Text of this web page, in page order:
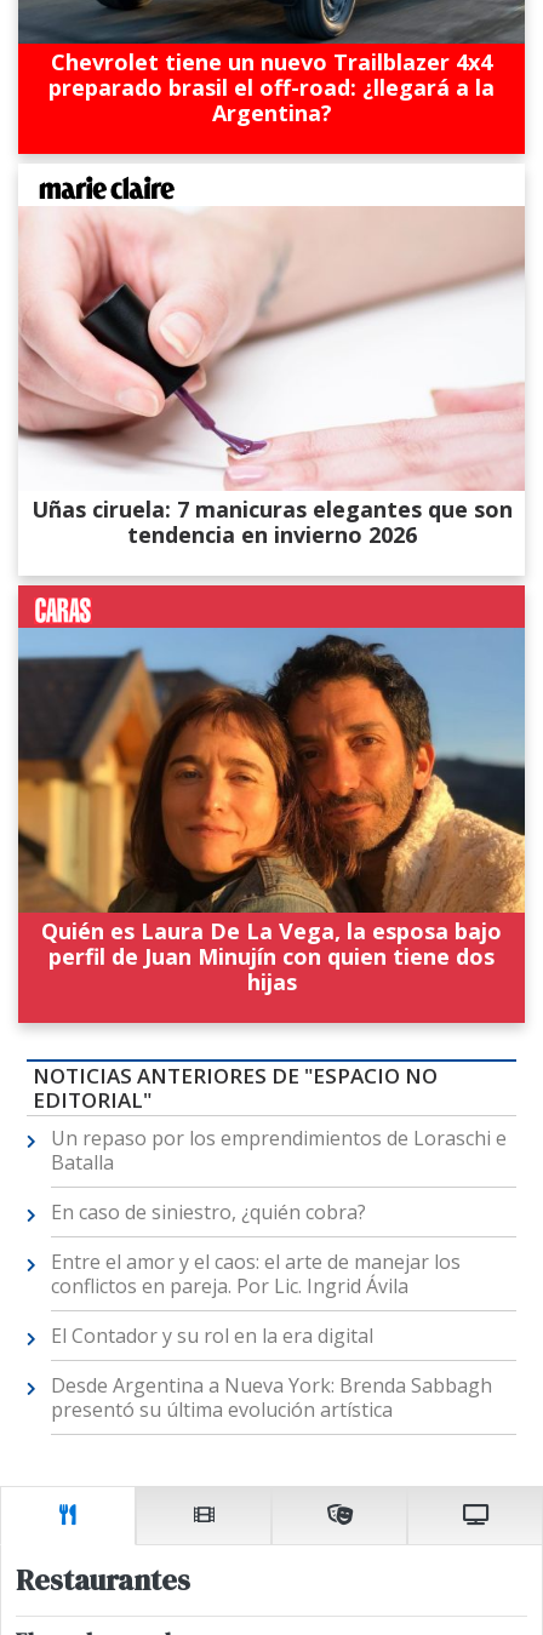
Chevrolet tiene un nuevo Trailblazer 4x4
preparado brasil el off-road: ¿llegará a la
Argentina?
Uñas ciruela: 7 manicuras elegantes que son
tendencia en invierno 2026
Quién es Laura De La Vega, la esposa bajo
perfil de Juan Minujín con quien tiene dos
hijas
NOTICIAS ANTERIORES DE "ESPACIO NO
EDITORIAL"
Un repaso por los emprendimientos de Loraschi e
Batalla
En caso de siniestro, ¿quién cobra?
Entre el amor y el caos: el arte de manejar los
conflictos en pareja. Por Lic. Ingrid Ávila
El Contador y su rol en la era digital
Desde Argentina a Nueva York: Brenda Sabbagh
presentó su última evolución artística
Restaurantes